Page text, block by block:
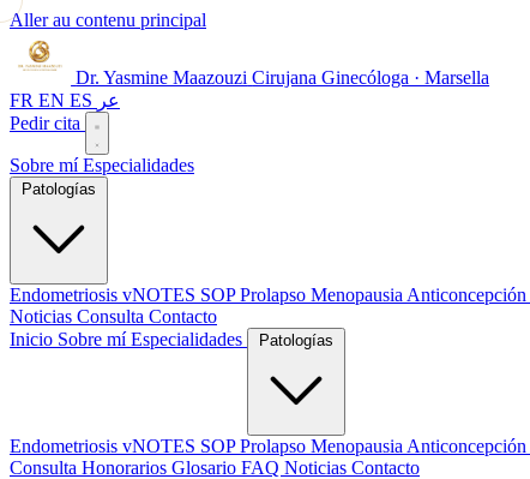
Aller au contenu principal
Dr. Yasmine Maazouzi Cirujana Ginecóloga · Marsella
FR EN ES عر
Pedir cita
Sobre míEspecialidades
Endometriosis vNOTES SOPProlapso Menopausia Anticoncepción
Noticias Consulta Contacto
Inicio Sobre míEspecialidades
Endometriosis vNOTES SOPProlapso Menopausia Anticoncepción
Consulta Honorarios Glosario FAQ Noticias Contacto